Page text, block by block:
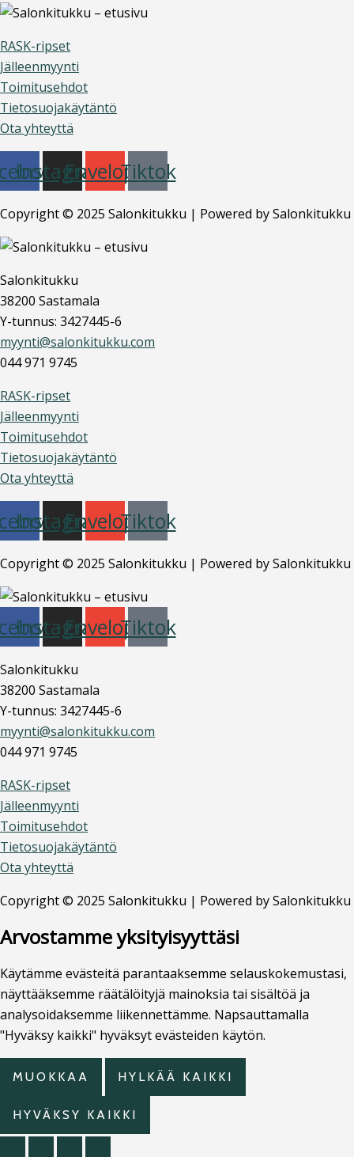
RASK-ripset
Jälleenmyynti
Toimitusehdot
Tietosuojakäytäntö
Ota yhteyttä
Instagram
EnvelopeTiktok
Copyright © 2025 Salonkitukku | Powered by Salonkitukku
Salonkitukku
38200 Sastamala
Y-tunnus: 3427445-6
myynti@salonkitukku.com
044 971 9745
RASK-ripset
Jälleenmyynti
Toimitusehdot
Tietosuojakäytäntö
Ota yhteyttä
Instagram
EnvelopeTiktok
Copyright © 2025 Salonkitukku | Powered by Salonkitukku
Instagram
EnvelopeTiktok
Salonkitukku
38200 Sastamala
Y-tunnus: 3427445-6
myynti@salonkitukku.com
044 971 9745
RASK-ripset
Jälleenmyynti
Toimitusehdot
Tietosuojakäytäntö
Ota yhteyttä
Copyright © 2025 Salonkitukku | Powered by Salonkitukku
Arvostamme yksityisyyttäsi
Käytämme evästeitä parantaaksemme selauskokemustasi,
näyttääksemme räätälöityjä mainoksia tai sisältöä ja
analysoidaksemme liikennettämme. Napsauttamalla
"Hyväksy kaikki" hyväksyt evästeiden käytön.
MUOKKAA HYLKÄÄ KAIKKI
HYVÄKSY KAIKKI